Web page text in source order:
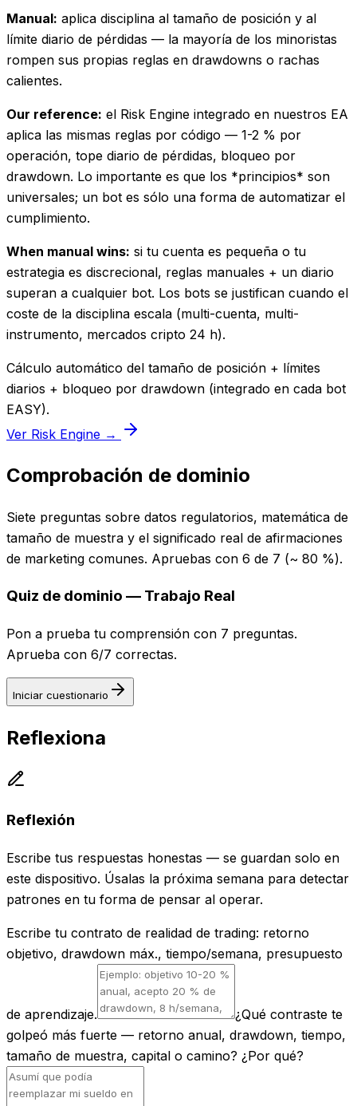
Manual: aplica disciplina al tamaño de posición y al
límite diario de pérdidas — la mayoría de los minoristas
rompen sus propias reglas en drawdowns o rachas
calientes.
Our reference: el Risk Engine integrado en nuestros EA
aplica las mismas reglas por código — 1-2 % por
operación, tope diario de pérdidas, bloqueo por
drawdown. Lo importante es que los *principios* son
universales; un bot es sólo una forma de automatizar el
cumplimiento.
When manual wins: si tu cuenta es pequeña o tu
estrategia es discrecional, reglas manuales + un diario
superan a cualquier bot. Los bots se justifican cuando el
coste de la disciplina escala (multi-cuenta, multi-
instrumento, mercados cripto 24 h).
Cálculo automático del tamaño de posición + límites
diarios + bloqueo por drawdown (integrado en cada bot
EASY).
Ver Risk Engine →
Comprobación de dominio
Siete preguntas sobre datos regulatorios, matemática de
tamaño de muestra y el significado real de afirmaciones
de marketing comunes. Apruebas con 6 de 7 (~ 80 %).
Quiz de dominio — Trabajo Real
Pon a prueba tu comprensión con 7 preguntas.
Aprueba con 6/7 correctas.
Iniciar cuestionario
Reflexiona
Reflexión
Escribe tus respuestas honestas — se guardan solo en
este dispositivo. Úsalas la próxima semana para detectar
patrones en tu forma de pensar al operar.
Escribe tu contrato de realidad de trading: retorno
objetivo, drawdown máx., tiempo/semana, presupuesto
de aprendizaje.
¿Qué contraste te
golpeó más fuerte — retorno anual, drawdown, tiempo,
tamaño de muestra, capital o camino? ¿Por qué?